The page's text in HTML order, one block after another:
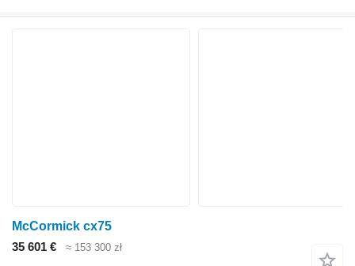
McCormick cx75
35 601 €
≈ 153 300 zł